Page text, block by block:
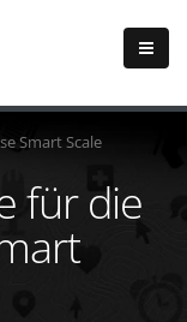
Smart Scale
für die